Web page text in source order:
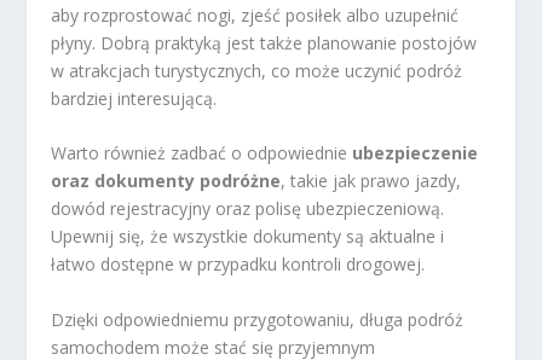
aby rozprostować nogi, zjeść posiłek albo uzupełnić
płyny. Dobrą praktyką jest także planowanie postojów
w atrakcjach turystycznych, co może uczynić podróż
bardziej interesującą.
Warto również zadbać o odpowiednie ubezpieczenie
oraz dokumenty podróżne, takie jak prawo jazdy,
dowód rejestracyjny oraz polisę ubezpieczeniową.
Upewnij się, że wszystkie dokumenty są aktualne i
łatwo dostępne w przypadku kontroli drogowej.
Dzięki odpowiedniemu przygotowaniu, długa podróż
samochodem może stać się przyjemnym